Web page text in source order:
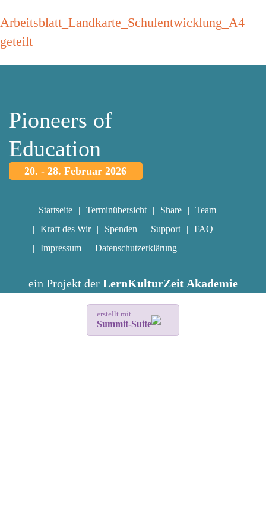
Arbeitsblatt_Landkarte_Schulentwicklung_A4
geteilt
Pioneers of
Education
20. - 28. Februar 2026
Startseite Terminübersicht Share
Team
Kraft des Wir
Spenden Support
FAQ
Impressum
Datenschutzerklärung
ein Projekt der LernKulturZeit Akademie
erstellt mit
Summit-Suite